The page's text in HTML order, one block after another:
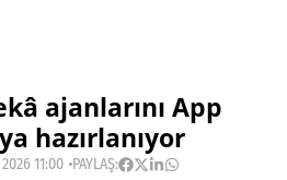
ajanlarını App
hazırlanıyor
11:00 PAYLAŞ: